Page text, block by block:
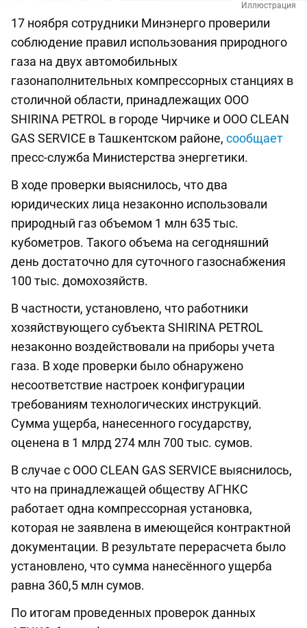
Иллюстрация
17 ноября сотрудники Минэнерго проверили
соблюдение правил использования природного
газа на двух автомобильных
газонаполнительных компрессорных станциях в
столичной области, принадлежащих ООО
SHIRINA PETROL в городе Чирчике и ООО CLEAN
GAS SERVICE в Ташкентском районе, сообщает
пресс-служба Министерства энергетики.
В ходе проверки выяснилось, что два
юридических лица незаконно использовали
природный газ объемом 1 млн 635 тыс.
кубометров. Такого объема на сегодняшний
день достаточно для суточного газоснабжения
100 тыс. домохозяйств.
В частности, установлено, что работники
хозяйствующего субъекта SHIRINA PETROL
незаконно воздействовали на приборы учета
газа. В ходе проверки было обнаружено
несоответствие настроек конфигурации
требованиям технологических инструкций.
Сумма ущерба, нанесенного государству,
оценена в 1 млрд 274 млн 700 тыс. сумов.
В случае с ООО CLEAN GAS SERVICE выяснилось,
что на принадлежащей обществу АГНКС
работает одна компрессорная установка,
которая не заявлена в имеющейся контрактной
документации. В результате перерасчета было
установлено, что сумма нанесённого ущерба
равна 360,5 млн сумов.
По итогам проведенных проверок данных